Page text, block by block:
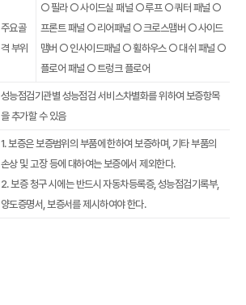
주요골
격 부위
○ 필라 ○ 사이드실 패널 ○ 루프 ○ 쿼터 패널 ○
프론트 패널 ○ 리어패널 ○ 크로스맴버 ○ 사이드
맴버 ○ 인사이드패널 ○ 휠하우스 ○ 대쉬 패널 ○
플로어 패널 ○ 트렁크 플로어
성능점검기관별 성능점검 서비스차별화를 위하여 보증항목
을 추가할 수 있음
1. 보증은 보증범위의 부품에 한하여 보증하며, 기타 부품의
손상 및 고장 등에 대하여는 보증에서 제외한다.
2. 보증 청구 시에는 반드시 자동차등록증, 성능점검기록부,
양도증명서, 보증서를 제시하여야 한다.